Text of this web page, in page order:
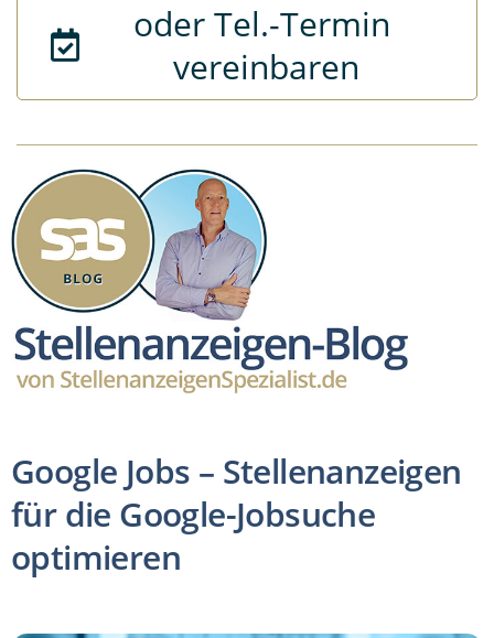
oder Tel.-Termin
vereinbaren
Google Jobs – Stellenanzeigen
für die Google-Jobsuche
optimieren